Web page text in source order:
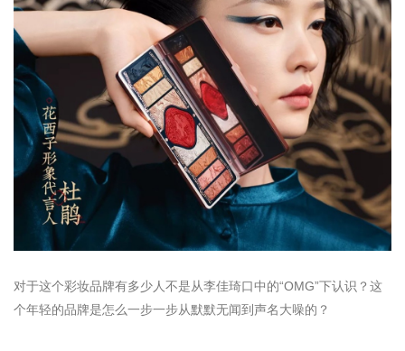
对于这个彩妆品牌有多少人不是从李佳琦口中的“OMG”下认识？这
个年轻的品牌是怎么一步一步从默默无闻到声名大噪的？